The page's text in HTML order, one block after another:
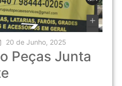
20 de Junho, 2025
Peças Junta